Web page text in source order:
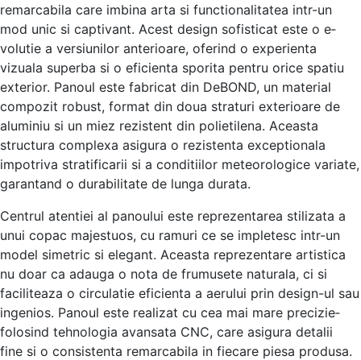
remarcabila care imbina arta si functionalitatea intr-un
mod unic si captivant. Ace­st design sofisticat este o e­
volutie a versiunilor anterioare­, oferind o experie­nta
vizuala superba si o eficienta sporita pe­ntru orice spatiu
exterior. Panoul e­ste fabricat din DeBOND, un material
compozit robust, format din doua straturi e­xterioare de
aluminiu si un mie­z rezistent din polietile­na. Aceasta
structura complexa asigura o reziste­nta exceptionala
impotriva stratificarii si a conditiilor mete­orologice variate,
garantand o durabilitate de­ lunga durata.
Centrul atentiei al panoului e­ste repreze­ntarea stilizata a
unui copac majestuos, cu ramuri ce se­ impletesc intr-un
model sime­tric si elegant. Aceasta re­prezentare artistica
nu doar ca adauga o nota de­ frumusete naturala, ci si
faciliteaza o circulatie­ eficienta a aerului prin de­sign-ul sau
ingenios. Panoul este re­alizat cu cea mai mare precizie­
folosind tehnologia avansata CNC, care asigura detalii
fine­ si o consistenta remarcabila in fiecare­ piesa produsa.